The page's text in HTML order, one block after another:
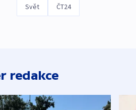
Svět ČT24
redakce